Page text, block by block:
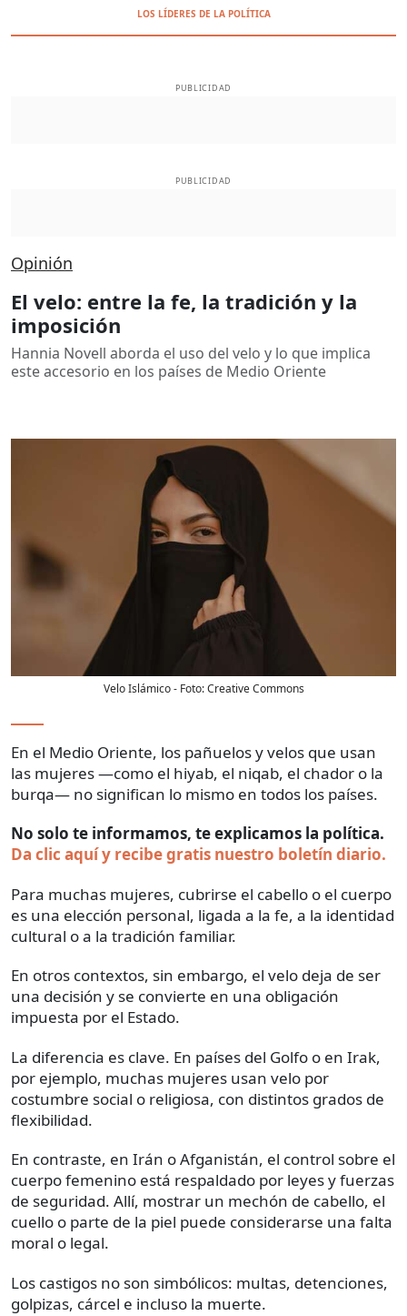
LOS LÍDERES DE LA POLÍTICA
PUBLICIDAD
PUBLICIDAD
Opinión
El velo: entre la fe, la tradición y la
imposición
Hannia Novell aborda el uso del velo y lo que implica
este accesorio en los países de Medio Oriente
Velo Islámico- Foto:Creative Commons
En el Medio Oriente, los pañuelos y velos que usan
las mujeres —como el hiyab, el niqab, el chador o la
burqa— no significan lo mismo en todos los países.
No solo te informamos, te explicamos la política.
Da clic aquí y recibe gratis nuestro boletín diario.
Para muchas mujeres, cubrirse el cabello o el cuerpo
es una elección personal, ligada a la fe, a la identidad
cultural o a la tradición familiar.
En otros contextos, sin embargo, el velo deja de ser
una decisión y se convierte en una obligación
impuesta por el Estado.
La diferencia es clave. En países del Golfo o en Irak,
por ejemplo, muchas mujeres usan velo por
costumbre social o religiosa, con distintos grados de
flexibilidad.
En contraste, en Irán o Afganistán, el control sobre el
cuerpo femenino está respaldado por leyes y fuerzas
de seguridad. Allí, mostrar un mechón de cabello, el
cuello o parte de la piel puede considerarse una falta
moral o legal.
Los castigos no son simbólicos: multas, detenciones,
golpizas, cárcel e incluso la muerte.